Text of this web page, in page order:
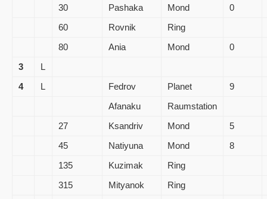
30
Pashaka Mond
0
60
Rovnik
Ring
80
Ania Mond
0
3
L
4
L Fedrov Planet
9
Afanaku
Raumstation
27
Ksandriv Mond
5
45
Natiyuna Mond
8
135
Kuzimak
Ring
315
Mityanok
Ring